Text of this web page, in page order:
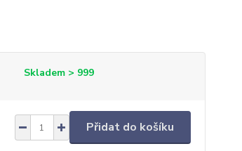
Skladem > 999
Přidat do košíku